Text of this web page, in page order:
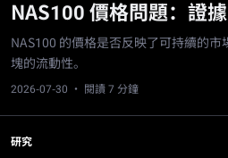
NAS100 價格問題：證
NAS100 的價格是否反映了可持續的
塊的流動性。
2026-07-30 · 閱讀 7 分鐘
研究